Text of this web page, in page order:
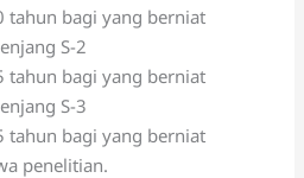
tahun bagi yang berniat
S-2
tahun bagi yang berniat
S-3
tahun bagi yang berniat
penelitian.